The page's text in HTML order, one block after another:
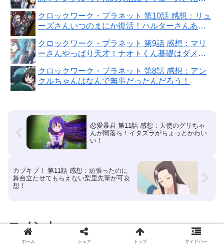
クロックワーク・プラネット 第10話 感想：リュ
ーズさんいつのまにか復活！ハルターさんあの
クロックワーク・プラネット 第9話 感想：マリ
ーさんやっぱり天才！ナオトくん基礎はダメダ
クロックワーク・プラネット 第8話 感想：アン
クルちゃんはなんで無事だったんだろう！
恋愛暴君 第11話 感想：天使のグリちゃ
んが闇落ち！イタズラがちょっとかわい
い！
カブキブ！ 第11話 感想：頑張ったのに
舞台立たせてもらえない梨里先輩が可哀
想！
コメント
ホーム シェア トップ サイドバー